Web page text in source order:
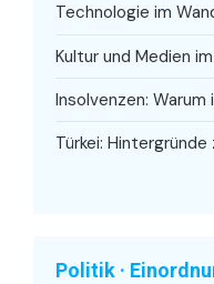
Technologie im
Kultur und Medien
Insolvenzen:
Türkei:
Politik ·